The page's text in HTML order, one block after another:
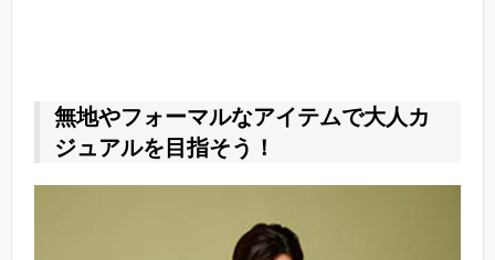
無地やフォーマルなアイテムで大人カ
ジュアルを目指そう！